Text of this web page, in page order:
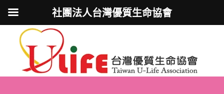
社團法人台灣優質生命協會